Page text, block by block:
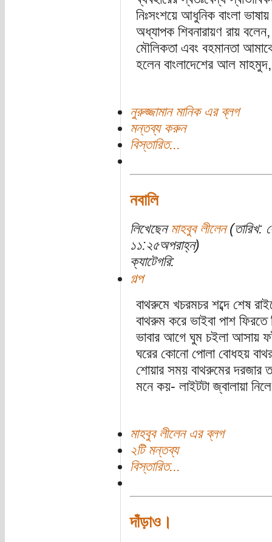
নিঃসংশয়ে আধুনিক বাংলা
অধ্যাপক শিবনারায়ণ রায়
মৌলিকতা এবং বহমানতা
হলেন বাংলাদেশের আল
নুরুজ্জামান মানিক এর ব্লগ
মন্তব্য করুন
বিস্তারিত...
নবালি
লিখেছেন মাহবুব লীলেন(তারিখ:
১১:২৫অপরাহ্ন)
ক্যাটেগরি:
গল্প
বাথরুমে খচরমচর শব্দে শেষ
বাথরুম করে ভাইবা পাশ
ভাবার আগে ঘুম চইলা আসায়
ঘরের কোনো পোলা বোধহয়
শোয়ার সময় বাথরুমের দরজার
মনে কয়- লাইটটা জ্বালায়া
মাহবুব লীলেন এর ব্লগ
২টি মন্তব্য
বিস্তারিত...
দাঁড়াও।